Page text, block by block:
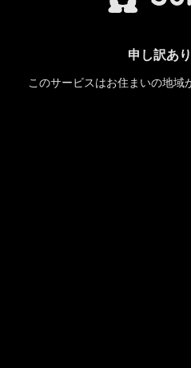
申し訳あ
このサービスはお住まいの地域